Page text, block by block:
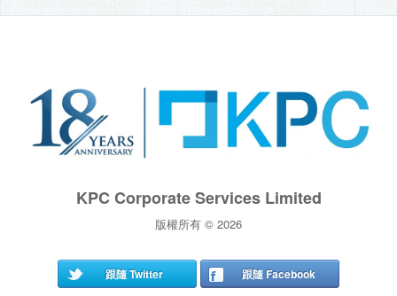
KPC Corporate Services Limited
版權所有 © 2026
跟隨 Twitter 跟隨 Facebook